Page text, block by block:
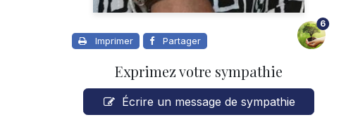
Imprimer Partager
6
Exprimez votre sympathie
Écrire un message de sympathie